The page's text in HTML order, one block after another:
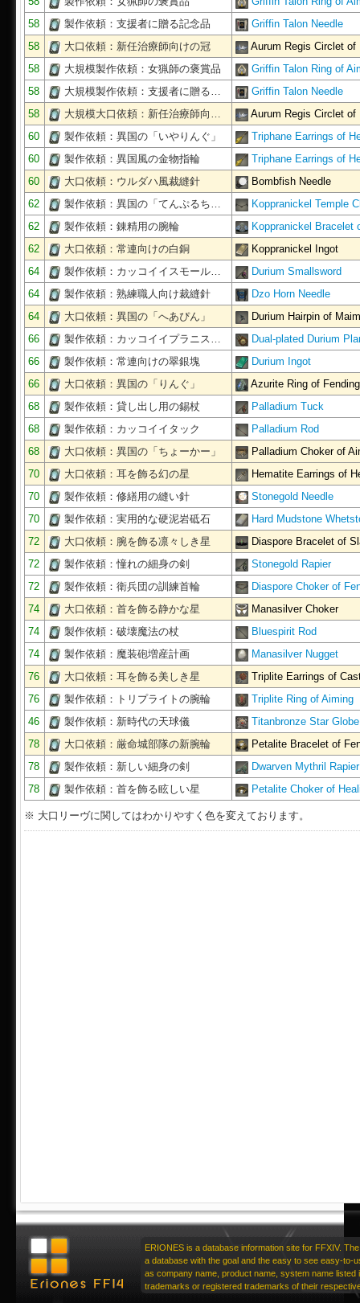
58
製作依頼：支援者に贈る記念品
Griffin Talon Needle
58
大口依頼：新任治療師向けの冠
Aurum Regis Circlet of
58
大規模製作依頼：女猟師の褒賞品
Griffin Talon Ring of
58
大規模製作依頼：支援者に贈る…
Griffin Talon Needle
58
大規模大口依頼：新任治療師向…
Aurum Regis Circlet of
60
製作依頼：異国の「いやりんぐ」
Triphane Earrings of
60
製作依頼：異国風の金物指輪
Triphane Earrings of
60
大口依頼：ウルダハ風裁縫針
Bombfish Needle
62
製作依頼：異国の「てんぷるち…
Koppranickel Temple
62
製作依頼：錬精用の腕輪
Koppranickel
62
大口依頼：常連向けの白銅
Koppranickel Ingot
64
製作依頼：カッコイイスモール…
Durium Smallsword
64
製作依頼：熟練職人向け裁縫針
Dzo Horn Needle
64
大口依頼：異国の「へあぴん」
Durium Hairpin of
66
製作依頼：カッコイイプラニス…
Dual-plated Durium
66
製作依頼：常連向けの翠銀塊
Durium Ingot
66
大口依頼：異国の「りんぐ」
Azurite Ring of Fending
68
製作依頼：貸し出し用の錫杖
Palladium Tuck
68
製作依頼：カッコイイタック
Palladium Rod
68
大口依頼：異国の「ちょーかー」
Palladium Choker of
70
大口依頼：耳を飾る幻の星
Hematite Earrings of
70
製作依頼：修繕用の縫い針
Stonegold Needle
70
製作依頼：実用的な硬泥岩砥石
Hard Mudstone
72
大口依頼：腕を飾る凛々しき星
Diaspore Bracelet of
72
製作依頼：憧れの細身の剣
Stonegold Rapier
72
製作依頼：衛兵団の訓練首輪
Diaspore Choker of
74
大口依頼：首を飾る静かな星
Manasilver Choker
74
製作依頼：破壊魔法の杖
Bluespirit Rod
74
製作依頼：魔装砲増産計画
Manasilver Nugget
76
大口依頼：耳を飾る美しき星
Triplite Earrings of
76
製作依頼：トリプライトの腕輪
Triplite Ring of Aiming
46
製作依頼：新時代の天球儀
Titanbronze Star Globe
78
大口依頼：厳命城部隊の新腕輪
Petalite Bracelet of
78
製作依頼：新しい細身の剣
Dwarven Mythril Rapier
78
製作依頼：首を飾る眩しい星 Petalite Choker of
※ 大口リーヴに関してはわかりやすく色を変えております。
ERIONES is a database information site for FFXIV.
a database with the goal and the easy to see easy-to-
as company name, product name, system name listed
trademarks or registered trademarks of their